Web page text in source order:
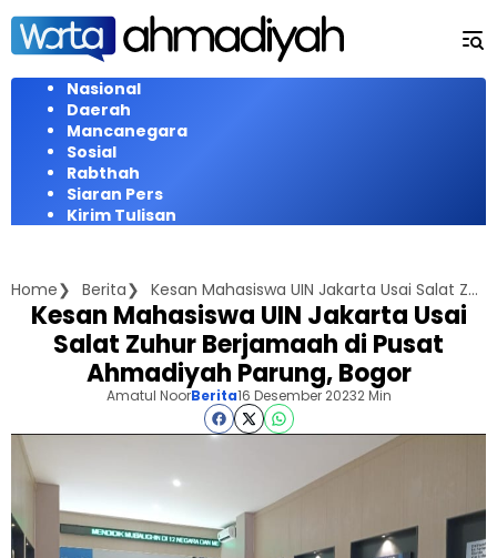
Langsung
konten
Nasional
Daerah
Mancanegara
Sosial
Rabthah
Siaran Pers
Kirim Tulisan
Home Berita Kesan Mahasiswa UIN Jakarta Usai Salat Zuhur Berjamaah di Pusat Ahmadiyah Parung, Bogor
Kesan Mahasiswa UIN Jakarta Usai
Salat Zuhur Berjamaah di Pusat
Ahmadiyah Parung, Bogor
Amatul NoorBerita16 Desember 20232 Min